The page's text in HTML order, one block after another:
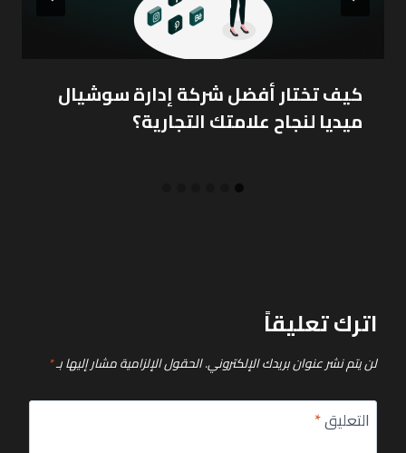
كيف تختار أفضل شركة إدارة سوشيال
ميديا لنجاح علامتك التجارية؟
اترك تعليقاً
لن يتم نشر عنوان بريدك الإلكتروني.الحقول الإلزامية مشار إليها بـ*
التعليق*